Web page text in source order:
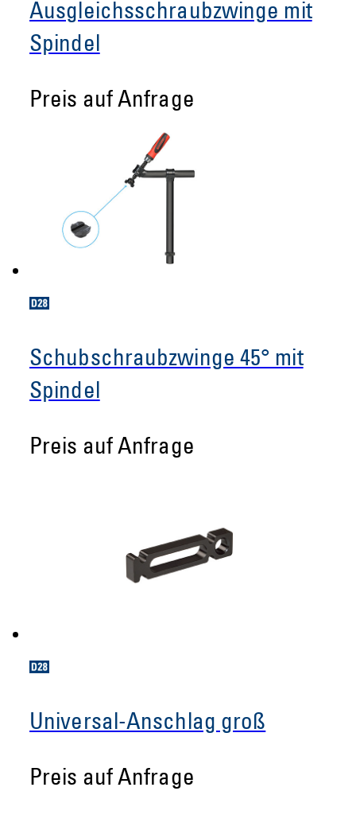
Ausgleichsschraubzwinge mit
Spindel
Preis auf Anfrage
Schubschraubzwinge 45° mit
Spindel
Preis auf Anfrage
Universal-Anschlag groß
Preis auf Anfrage